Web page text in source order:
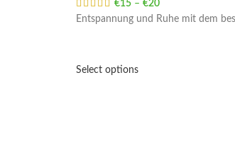
€15 – €20Price range: €15
Entspannung und Ruhe mit dem
Select options